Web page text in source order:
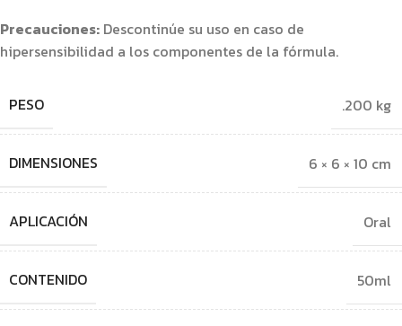
Precauciones: Descontinúe su uso en caso de
hipersensibilidad a los componentes de la fórmula.
PESO .200 kg
DIMENSIONES 6 × 6 × 10 cm
APLICACIÓN Oral
CONTENIDO 50ml